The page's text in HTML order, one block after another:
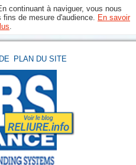
continuant à naviguer, vous nous
de mesure d'audience. En savoir
PLAN DU SITE